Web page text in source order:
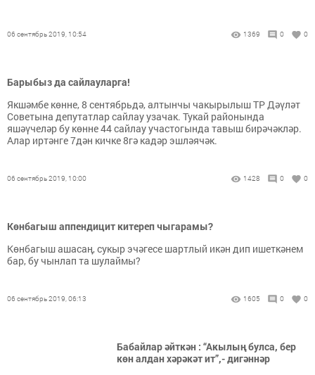
06 сентябрь 2019, 10:54 1369 0 0
Барыбыз да сайлауларга!
Якшәмбе көнне, 8 сентябрьдә, алтынчы чакырылыш ТР Дәүләт
Советына депутатлар сайлау узачак. Тукай районында
яшәүчеләр бу көнне 44 сайлау участогында тавыш бирәчәкләр.
Алар иртәнге 7дән кичке 8гә кадәр эшләячәк.
06 сентябрь 2019, 10:00 1428 0 0
Көнбагыш аппендицит китереп чыгарамы?
Көнбагыш ашасаң, сукыр эчәгесе шартлый икән дип ишеткәнем
бар, бу чынлап та шулаймы?
06 сентябрь 2019, 06:13 1605 0 0
Бабайлар әйткән : “Акылың булса, бер
көн алдан хәрәкәт ит”,- дигәннәр